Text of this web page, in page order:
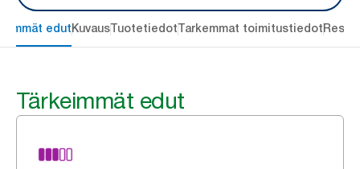
edutKuvausTuotetiedotTarkemmat toimitustiedot
Tärkeimmät edut